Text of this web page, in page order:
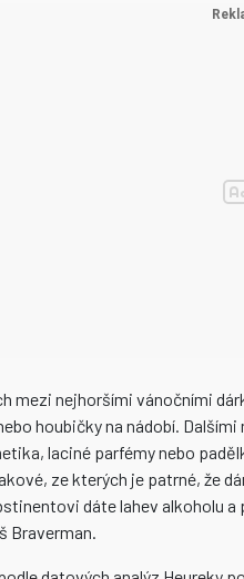
mezi nejhoršími vánočními
houbičky na nádobí.
laciné parfémy nebo
ze kterých je patrné, že
dáte lahev alkoholu a
Braverman.